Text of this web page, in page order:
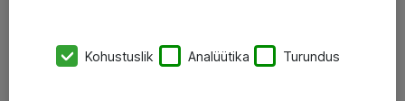
Järvevana tee 7b, 10112 Tallinn
Kohustuslik Analüütika Turundus